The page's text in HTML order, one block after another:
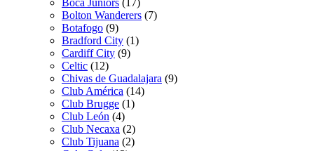
Bolton Wanderers (7)
Botafogo (9)
Bradford City (1)
Cardiff City (9)
Celtic (12)
Chivas de Guadalajara (9)
Club América (14)
Club Brugge (1)
Club León (4)
Club Necaxa (2)
Club Tijuana (2)